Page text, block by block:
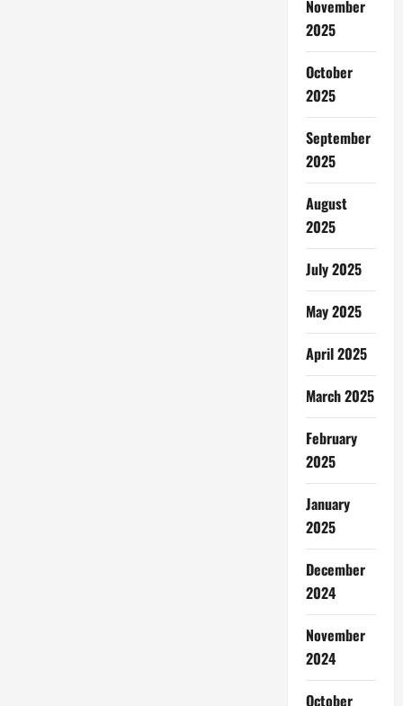
November
2025
October
2025
September
2025
August
2025
July 2025
May 2025
April 2025
March 2025
February
2025
January
2025
December
2024
November
2024
October